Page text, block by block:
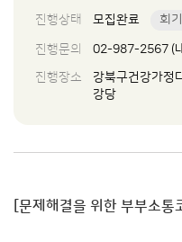
진행상태 모집완료 회
진행문의
02-987-2567 (
진행장소
강북구건강가정
강당
[문제해결을 위한 부부소